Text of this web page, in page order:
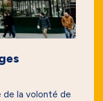
de la volonté de